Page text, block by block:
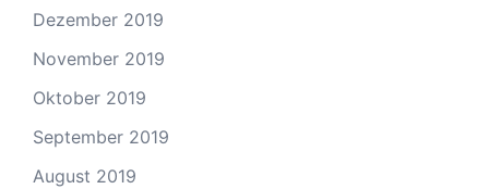
Dezember 2019
November 2019
Oktober 2019
September 2019
August 2019